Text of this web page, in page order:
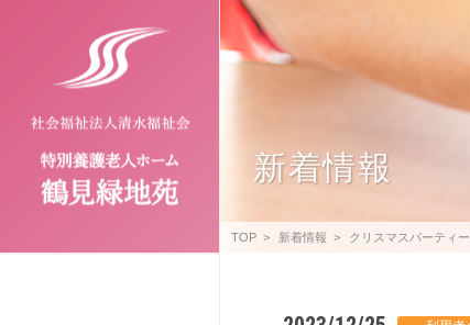
新着情報
TOP 新着情報 クリスマスパーティー